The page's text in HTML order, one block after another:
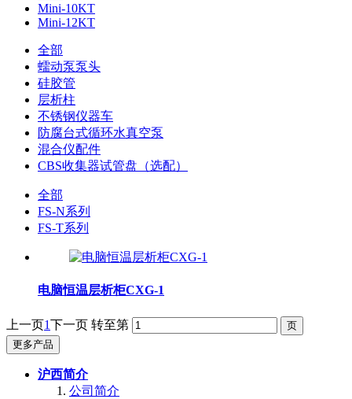
Mini-10KT
Mini-12KT
全部
蠕动泵泵头
硅胶管
层析柱
不锈钢仪器车
防腐台式循环水真空泵
混合仪配件
CBS收集器试管盘（选配）
全部
FS-N系列
FS-T系列
电脑恒温层析柜CXG-1
上一页1下一页 转至第
更多产品
沪西简介
公司简介